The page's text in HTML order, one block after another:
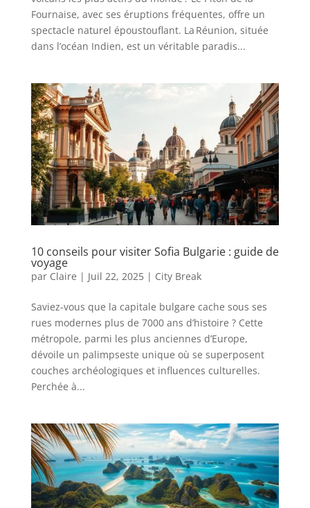
Fournaise, avec ses éruptions fréquentes, offre un
spectacle naturel époustouflant. La Réunion, située
dans l’océan Indien, est un véritable paradis...
10 conseils pour visiter Sofia Bulgarie : guide de
voyage
par Claire | Juil 22, 2025| City Break
Saviez-vous que la capitale bulgare cache sous ses
rues modernes plus de 7000 ans d’histoire ? Cette
métropole, parmi les plus anciennes d’Europe,
dévoile un palimpseste unique où se superposent
couches archéologiques et influences culturelles.
Perchée à...